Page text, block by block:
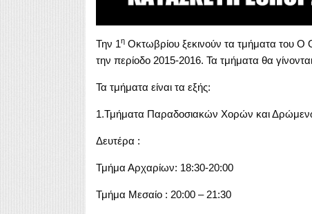
Την 1ηΟκτωβρίου ξεκινούν τα τμήματα του Ο
την περίοδο 2015-2016. Τα τμήματα θα
Τα τμήματα είναι τα εξής:
1.Τμήματα Παραδοσιακών Χορών και
Δευτέρα :
Τμήμα Αρχαρίων: 18:30-20:00
Τμήμα Μεσαίο : 20:00 – 21:30